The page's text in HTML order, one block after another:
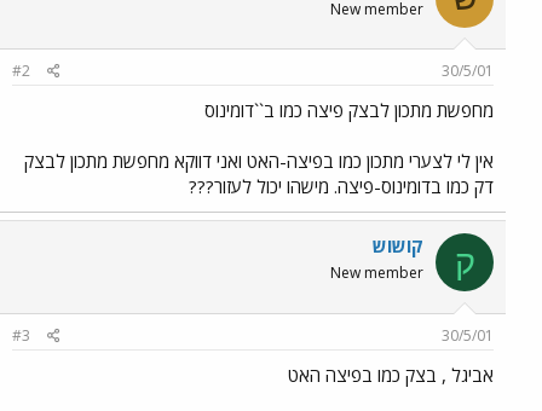
New member
30/5/01
#2
מחפשת מתכון לבצק פיצה כמו ב``דומינוס
אין לי לצערי מתכון כמו בפיצה-האט ואני דווקא מחפשת מתכון לבצק
דק כמו בדומינוס-פיצה. מישהו יכול לעזור???
ק קושוש
New member
30/5/01
#3
אביגל , בצק כמו בפיצה האט